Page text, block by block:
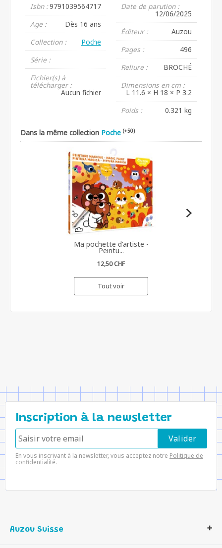
Isbn :9791039564717
Age :
Dès 16 ans
Collection :
Poche
Série :
Fichier(s) à
télécharger :
Aucun fichier
Date de parution :
12/06/2025
Éditeur :
Auzou
Pages :
496
Reliure :
BROCHÉ
Dimensions en cm :
L 11.6 × H 18 × P 3.2
Poids :
0.321 kg
Dans la même collection Poche (+50)
Ma pochette d'artiste -
Peintu...
12,50 CHF
Tout voir
Inscription à la newsletter
En vous inscrivant à la newsletter, vous acceptez notre Politique de
confidentialité.
Auzou Suisse